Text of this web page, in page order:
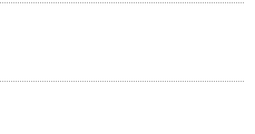
https://policies.google.com/privacy